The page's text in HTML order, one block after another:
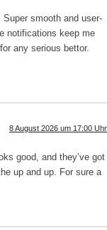
Super smooth and user-
notifications keep me
any serious bettor.
8 August 2026 um 17:00 Uhr
good, and they’ve got
up and up. For sure a